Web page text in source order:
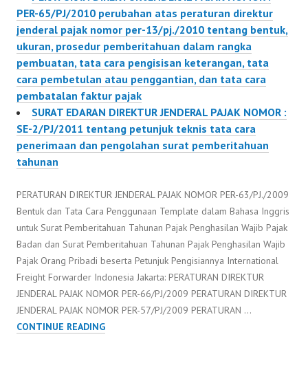
PER-65/PJ/2010 perubahan atas peraturan direktur
jenderal pajak nomor per-13/pj./2010 tentang bentuk,
ukuran, prosedur pemberitahuan dalam rangka
pembuatan, tata cara pengisisan keterangan, tata
cara pembetulan atau penggantian, dan tata cara
pembatalan faktur pajak
SURAT EDARAN DIREKTUR JENDERAL PAJAK NOMOR :
SE-2/PJ/2011 tentang petunjuk teknis tata cara
penerimaan dan pengolahan surat pemberitahuan
tahunan
PERATURAN DIREKTUR JENDERAL PAJAK NOMOR PER-63/PJ./2009
Bentuk dan Tata Cara Penggunaan Template dalam Bahasa Inggris
untuk Surat Pemberitahuan Tahunan Pajak Penghasilan Wajib Pajak
Badan dan Surat Pemberitahuan Tahunan Pajak Penghasilan Wajib
Pajak Orang Pribadi beserta Petunjuk Pengisiannya International
Freight Forwarder Indonesia Jakarta: PERATURAN DIREKTUR
JENDERAL PAJAK NOMOR PER-66/PJ/2009 PERATURAN DIREKTUR
JENDERAL PAJAK NOMOR PER-57/PJ/2009 PERATURAN …
CONTINUE READINGPERATURAN